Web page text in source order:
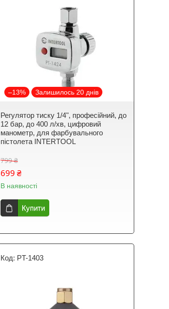
–13% Залишилось 20 днів
Регулятор тиску 1/4", професійний, до
12 бар, до 400 л/хв, цифровий
манометр, для фарбувального
пістолета INTERTOOL
799 ₴
699 ₴
В наявності
Купити
PT-1403